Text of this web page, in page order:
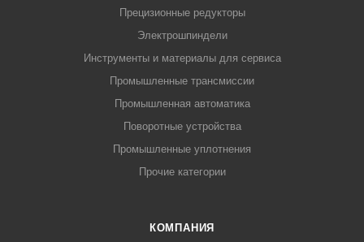
Прецизионные редукторы
Электрошпиндели
Инструменты и материалы для сервиса
Промышленные трансмиссии
Промышленная автоматика
Поворотные устройства
Промышленные уплотнения
Прочие категории
КОМПАНИЯ